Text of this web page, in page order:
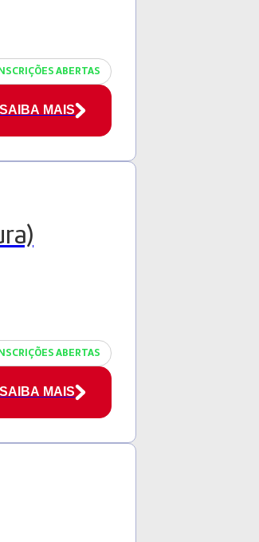
ABERTAS
SAIBA MAIS
ABERTAS
SAIBA MAIS